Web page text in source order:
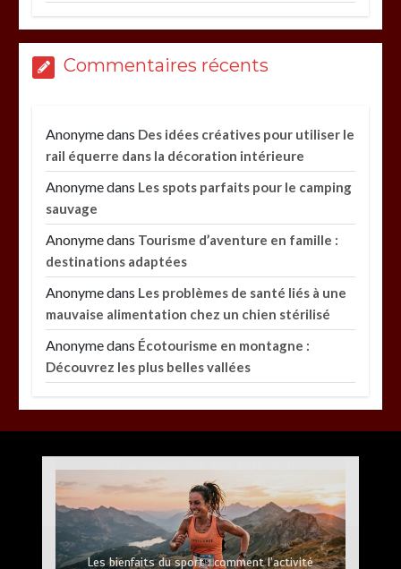
Commentaires récents
Anonymedans Des idées créatives pour utiliser le
rail équerre dans la décoration intérieure
Anonymedans Les spots parfaits pour le camping
sauvage
Anonymedans Tourisme d’aventure en famille :
destinations adaptées
Anonymedans Les problèmes de santé liés à une
mauvaise alimentation chez un chien stérilisé
Anonymedans Écotourisme en montagne :
Découvrez les plus belles vallées
Vitalité au quotidien : découvrez notre banc
d’essai 2026 des 9 meilleurs compléments
d’oméga 3
Paysagiste à Sainte-Eulalie : ce qui sépare le bon
parPovoski 5 août 2026
6 minutes
2 jours
Les bienfaits du sport : comment l’activité
Les meilleures applis mobiles pour réussir vos